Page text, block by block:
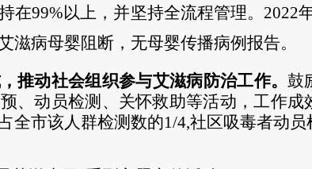
在99%以上，并坚持全流程管理。2022
滋病母婴阻断，无母婴传播病例报告。
，推动社会组织参与艾滋病防治工作。鼓
、动员检测、关怀救助等活动，工作成
全市该人群检测数的1/4,社区吸毒者动